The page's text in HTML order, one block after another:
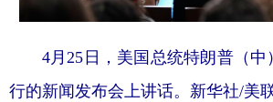
4月25日，美国总统特朗普（
行的新闻发布会上讲话。新华社/美